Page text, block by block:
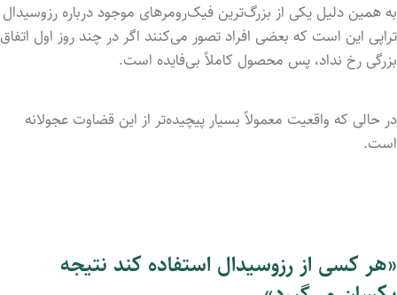
به همین دلیل یکی از بزرگ‌ترین فیک‌رومرهای موجود درباره رزوسیدال
تراپی این است که بعضی افراد تصور می‌کنند اگر در چند روز اول اتفاق
بزرگی رخ نداد، پس محصول کاملاً بی‌فایده است.
در حالی که واقعیت معمولاً بسیار پیچیده‌تر از این قضاوت عجولانه
است.
«هر کسی از رزوسیدال استفاده کند نتیجه